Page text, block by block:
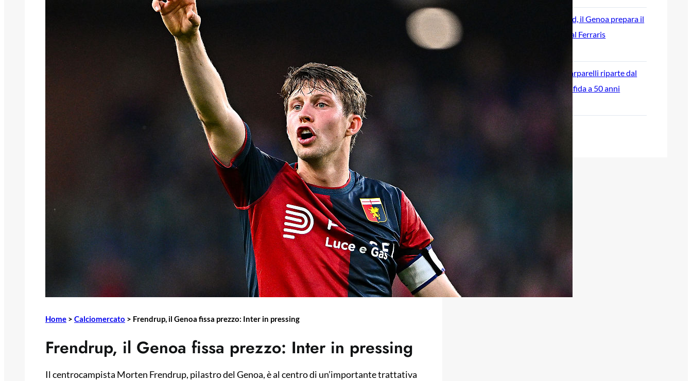
Home > Calciomercato > Frendrup, il Genoa fissa prezzo: Inter in pressing
Frendrup, il Genoa fissa prezzo: Inter in pressing
Il centrocampista Morten Frendrup, pilastro del Genoa, è al centro di un’importante trattativa
Rientra Østigård, il Genoa prepara il
trittico di sfide al Ferraris
L’ex rossoblù Carparelli riparte dal
Cisano: nuova sfida a 50 anni